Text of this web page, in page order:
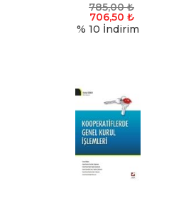
785,00₺
706,50 ₺
% 10 İndirim